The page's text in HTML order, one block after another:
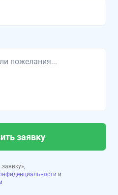
заявку
и